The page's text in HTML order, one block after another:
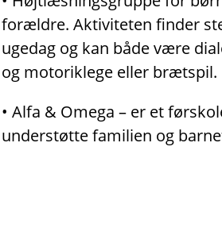
forældre. Aktiviteten finder
ugedag og kan både være
og motoriklege eller brætspil.
• Alfa & Omega – er et
understøtte familien og